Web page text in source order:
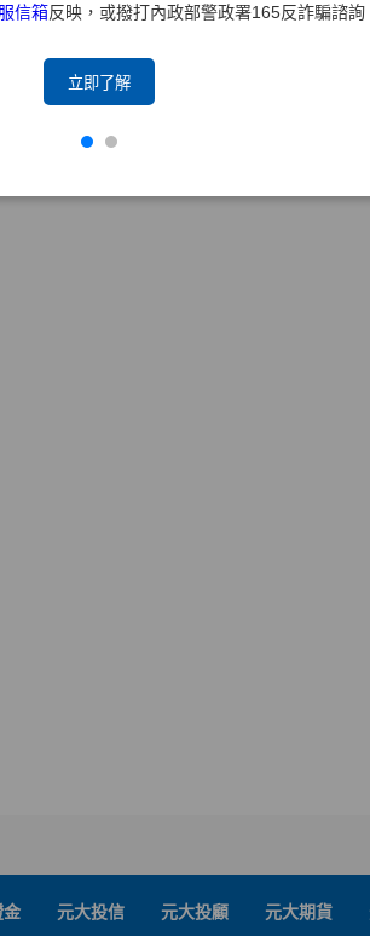
信箱反映，或撥打內政部警政署165反詐騙諮詢
立即了解
金 元大投信 元大投顧 元大期貨